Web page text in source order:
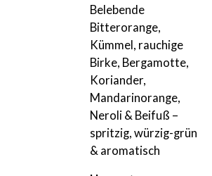
Belebende
Bitterorange,
Kümmel, rauchige
Birke, Bergamotte,
Koriander,
Mandarinorange,
Neroli & Beifuß –
spritzig, würzig-grün
& aromatisch